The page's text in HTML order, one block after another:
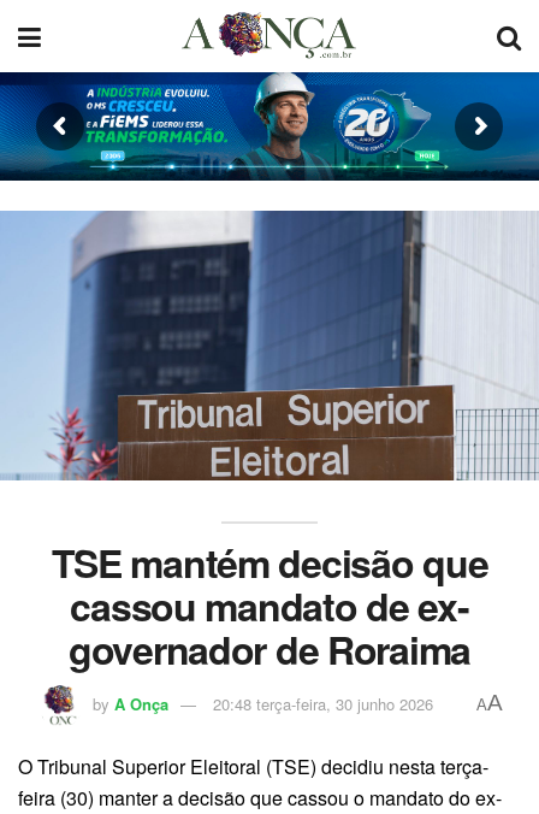
TSE mantém decisão que
cassou mandato de ex-
governador de Roraima
by A Onça 20:48 terça-feira, 30 junho 2026 AA
O Tribunal Superior Eleitoral (TSE) decidiu nesta terça-
feira (30) manter a decisão que cassou o mandato do ex-